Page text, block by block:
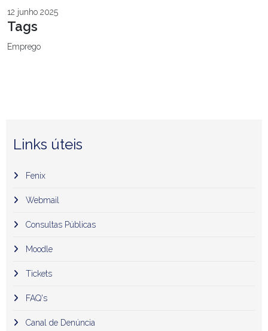
12 junho 2025
Tags
Emprego
Links úteis
Fenix
Webmail
Consultas Públicas
Moodle
Tickets
FAQ's
Canal de Denúncia